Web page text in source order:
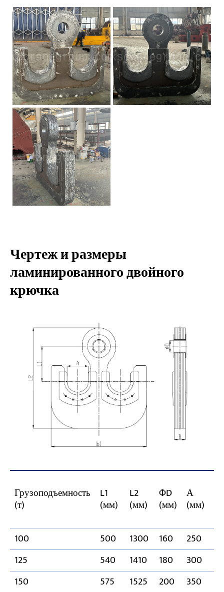
Чертеж и размеры
ламинированного двойного
крючка
Грузоподъемность
(т)
L1
(мм)
L2
(мм)
ΦD
(мм)
А
(мм)
100 500 1300 160 250
125
540 1410 180 300
150
575 1525 200 350